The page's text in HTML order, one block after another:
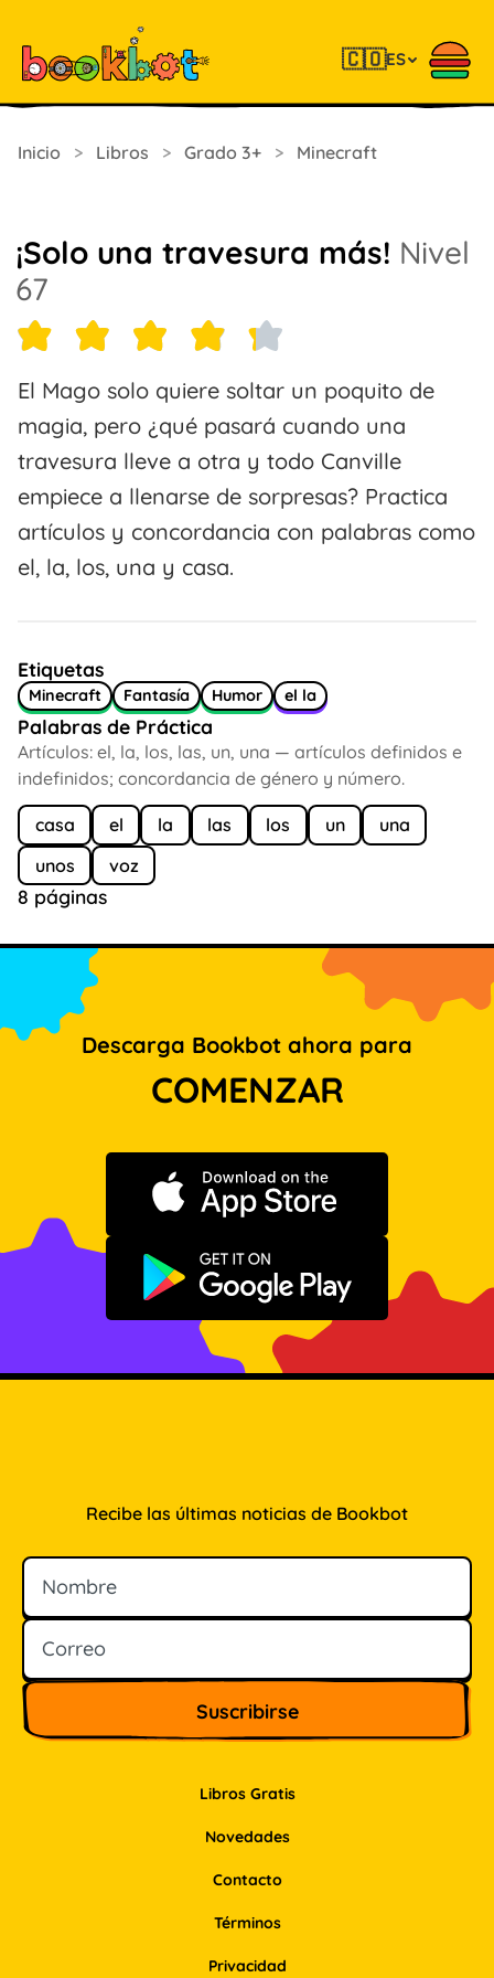
🇨🇴ES
Inicio > Libros > Grado 3+ > Minecraft
¡Solo una travesura más! Nivel
67
El Mago solo quiere soltar un poquito de
magia, pero ¿qué pasará cuando una
travesura lleve a otra y todo Canville
empiece a llenarse de sorpresas? Practica
artículos y concordancia con palabras como
el, la, los, una y casa.
Etiquetas
Minecraft Fantasía Humor el la
Palabras de Práctica
Artículos: el, la, los, las, un, una — artículos definidos e
indefinidos; concordancia de género y número.
casa el la las los un
una
unos
voz
8 páginas
Descarga Bookbot ahora para
COMENZAR
Descargar en App Store
Disponible en Google Play
Libros Gratis
Novedades
Contacto
Recibe las últimas noticias de Bookbot
Nombre
Correo
Términos
Privacidad